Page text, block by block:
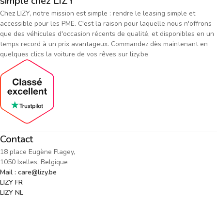
Chez LIZY, notre mission est simple : rendre le leasing simple et
accessible pour les PME. C'est la raison pour laquelle nous n'offrons
que des véhicules d'occasion récents de qualité, et disponibles en un
temps record à un prix avantageux. Commandez dès maintenant en
quelques clics la voiture de vos rêves sur lizy.be
Contact
18 place Eugène Flagey,
1050 Ixelles, Belgique
Mail : care@lizy.be
LIZY FR
LIZY NL